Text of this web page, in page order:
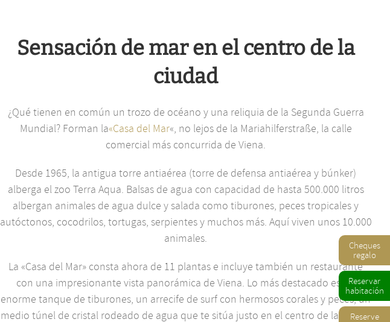
Cheques
regalo
Reservar
habitación
Reserve
Sensación de mar en el centro de la
ciudad
¿Qué tienen en común un trozo de océano y una reliquia de la Segunda Guerra
Mundial? Forman la«Casa del Mar«, no lejos de la Mariahilferstraße, la calle
comercial más concurrida de Viena.
Desde 1965, la antigua torre antiaérea (torre de defensa antiaérea y búnker)
alberga el zoo Terra Aqua. Balsas de agua con capacidad de hasta 500.000 litros
albergan animales de agua dulce y salada como tiburones, peces tropicales y
autóctonos, cocodrilos, tortugas, serpientes y muchos más. Aquí viven unos 10.000
animales.
La «Casa del Mar» consta ahora de 11 plantas e incluye también un restaurante
con una impresionante vista panorámica de Viena. Lo más destacado es un
enorme tanque de tiburones, un arrecife de surf con hermosos corales y peces, un
medio túnel de cristal rodeado de agua que te sitúa justo en el centro de la acción